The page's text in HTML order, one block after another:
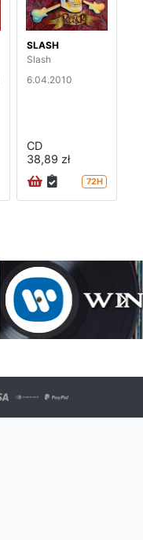
SLASH
Slash
6.04.2010
CD
38,89 zł
72H